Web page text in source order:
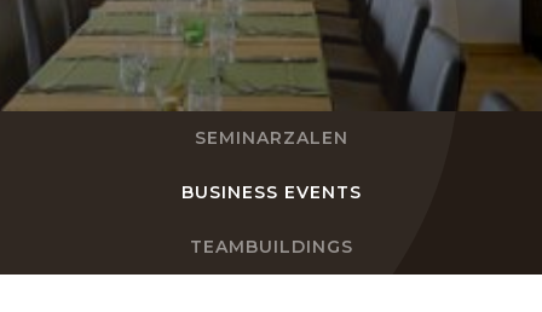
NL
FR
DE
EN
SEMINARZALEN
BUSINESS EVENTS
TEAMBUILDINGS